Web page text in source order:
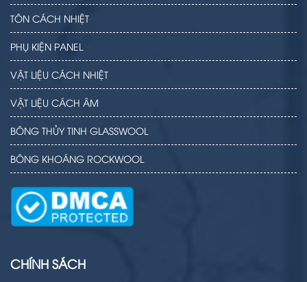
TÔN CÁCH NHIỆT
PHỤ KIỆN PANEL
VẬT LIỆU CÁCH NHIỆT
VẬT LIỆU CÁCH ÂM
BÔNG THỦY TINH GLASSWOOL
BÔNG KHOÁNG ROCKWOOL
CHÍNH SÁCH